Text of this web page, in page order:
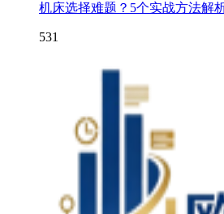
机床选择难题？5个实战方法解
531